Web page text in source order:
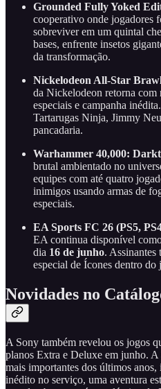
Grounded Fully Yoked
cooperativo onde jogadores
sobreviver em um quintal
bases, enfrente insetos
da transformação.
Nickelodeon All-Star
da Nickelodeon retorna com
especiais e campanha
Tartarugas Ninja, Jimmy
pancadaria.
Warhammer 40,000:
brutal ambientado no
equipes com até quatro
inimigos usando armas de
especiais.
EA Sports FC 26 (PS5,
EA continua disponível
dia 16 de junho. Assinantes
especial de Ícones dentro do
Novidades no
A Sony também revelou os jogos
planos Extra e Deluxe em junho. A
mais importantes dos últimos
inédito no serviço, uma aventura